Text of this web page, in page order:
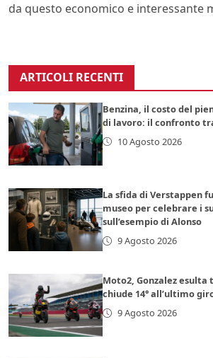
da questo economico e interessante
ARTICOLI RECENTI
Benzina, il costo del
di lavoro: il confronto
10 Agosto 2026
La sfida di Verstappen
museo per celebrare i
sull’esempio di Alonso
9 Agosto 2026
Moto2, Gonzalez esulta
chiude 14° all’ultimo
9 Agosto 2026